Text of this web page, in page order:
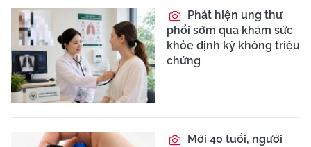
Phát hiện ung thư
phổi sớm qua khám sức
khỏe định kỳ không triệu
chứng
Mới 40 tuổi, người